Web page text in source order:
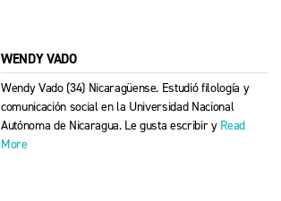
WENDY VADO
Wendy Vado (34) Nicaragüense. Estudió filología y
comunicación social en la Universidad Nacional
Autónoma de Nicaragua. Le gusta escribir y Read
More